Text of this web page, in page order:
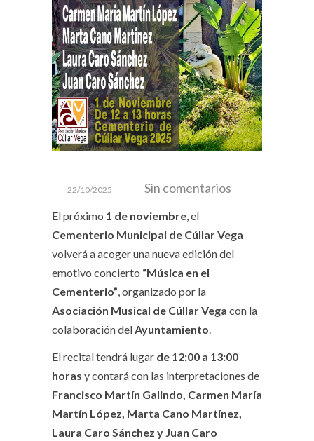
22/10/2025 Sin comentarios
El próximo 1 de noviembre , el
Cementerio Municipal de Cúllar Vega
volverá a acoger una nueva edición del
emotivo concierto “Música en el
Cementerio” , organizado por la
Asociación Musical de Cúllar Vega con la
colaboración del Ayuntamiento
El recital tendrá lugar de 12:00 a 13:00
horas y contará con las interpretaciones de
Francisco Martín Galindo, Carmen María
Martín López, Marta Cano Martínez,
Laura Caro Sánchez y Juan Caro